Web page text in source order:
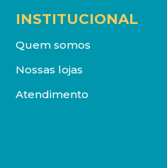
INSTITUCIONAL
Quem somos
Nossas lojas
Atendimento